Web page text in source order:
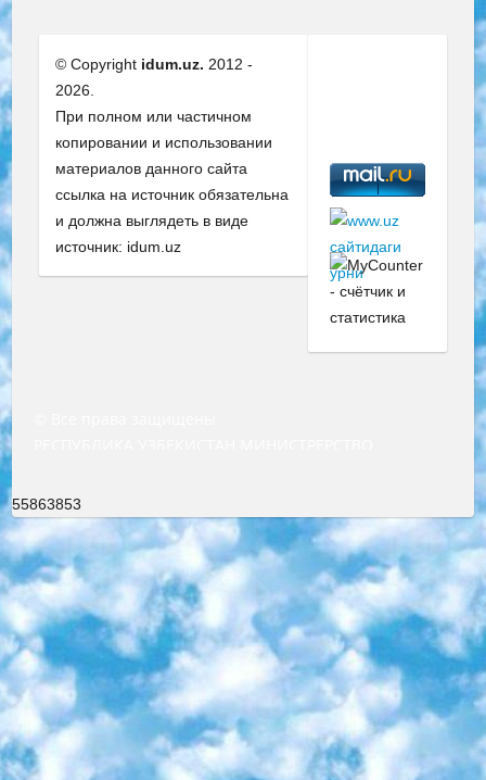
© Copyright idum.uz. 2012 -
2026.
При полном или частичном
копировании и использовании
материалов данного сайта
ссылка на источник обязательна
и должна выглядеть в виде
источник: idum.uz
55863853